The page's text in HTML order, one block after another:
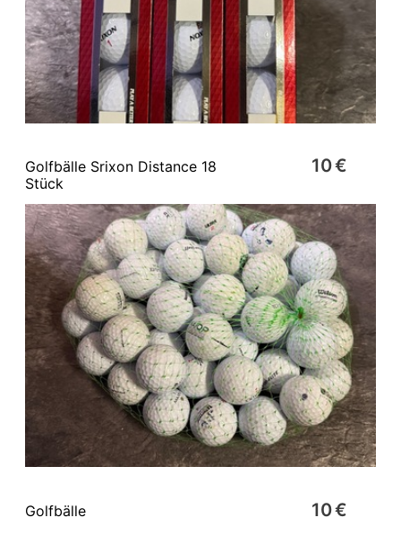
Golfbälle Srixon Distance 18
Stück
10 €
Golfbälle 10 €